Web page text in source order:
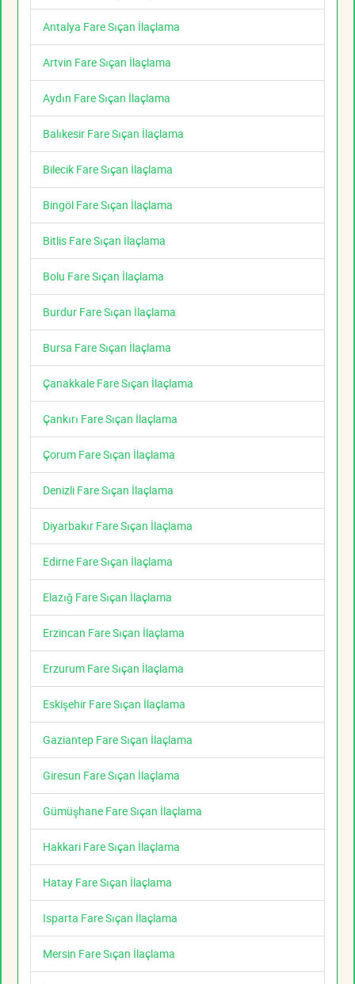
Antalya Fare Sıçan İlaçlama
Artvin Fare Sıçan İlaçlama
Aydın Fare Sıçan İlaçlama
Balıkesir Fare Sıçan İlaçlama
Bilecik Fare Sıçan İlaçlama
Bingöl Fare Sıçan İlaçlama
Bitlis Fare Sıçan İlaçlama
Bolu Fare Sıçan İlaçlama
Burdur Fare Sıçan İlaçlama
Bursa Fare Sıçan İlaçlama
Çanakkale Fare Sıçan İlaçlama
Çankırı Fare Sıçan İlaçlama
Çorum Fare Sıçan İlaçlama
Denizli Fare Sıçan İlaçlama
Diyarbakır Fare Sıçan İlaçlama
Edirne Fare Sıçan İlaçlama
Elazığ Fare Sıçan İlaçlama
Erzincan Fare Sıçan İlaçlama
Erzurum Fare Sıçan İlaçlama
Eskişehir Fare Sıçan İlaçlama
Gaziantep Fare Sıçan İlaçlama
Giresun Fare Sıçan İlaçlama
Gümüşhane Fare Sıçan İlaçlama
Hakkari Fare Sıçan İlaçlama
Hatay Fare Sıçan İlaçlama
Isparta Fare Sıçan İlaçlama
Mersin Fare Sıçan İlaçlama